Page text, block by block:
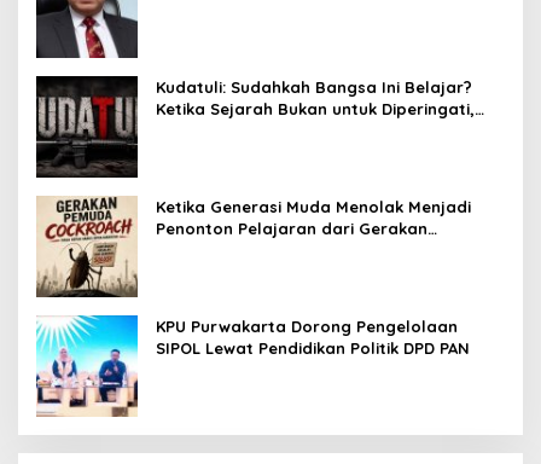
Kudatuli: Sudahkah Bangsa Ini Belajar?
Ketika Sejarah Bukan untuk Diperingati,
Ketika Generasi Muda Menolak Menjadi
Penonton Pelajaran dari Gerakan
KPU Purwakarta Dorong Pengelolaan
SIPOL Lewat Pendidikan Politik DPD PAN